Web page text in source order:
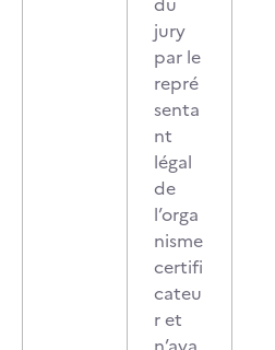
jury
par le
repré
senta
nt
légal
de
l’orga
nisme
certifi
cateu
r et